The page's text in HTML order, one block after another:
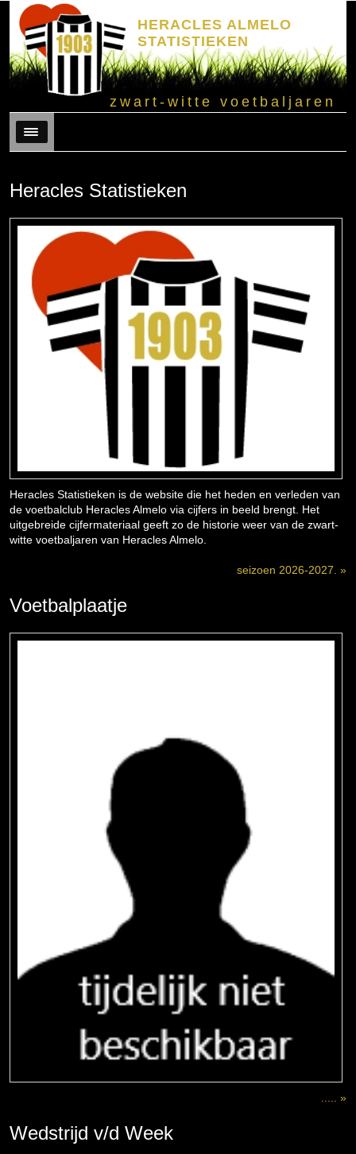
HERACLES ALMELO
STATISTIEKEN
zwart-witte voetbaljaren
Menu
Heracles Statistieken
Heracles Statistieken is de website die het heden en verleden van
de voetbalclub Heracles Almelo via cijfers in beeld brengt. Het
uitgebreide cijfermateriaal geeft zo de historie weer van de zwart-
witte voetbaljaren van Heracles Almelo.
seizoen 2026-2027. »
Voetbalplaatje
..... »
Wedstrijd v/d Week